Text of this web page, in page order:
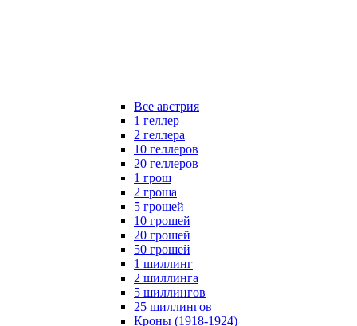
Все австрия
1 геллер
2 геллера
10 геллеров
20 геллеров
1 грош
2 гроша
5 грошей
10 грошей
20 грошей
50 грошей
1 шиллинг
2 шиллинга
5 шиллингов
25 шиллингов
Кроны (1918-1924)